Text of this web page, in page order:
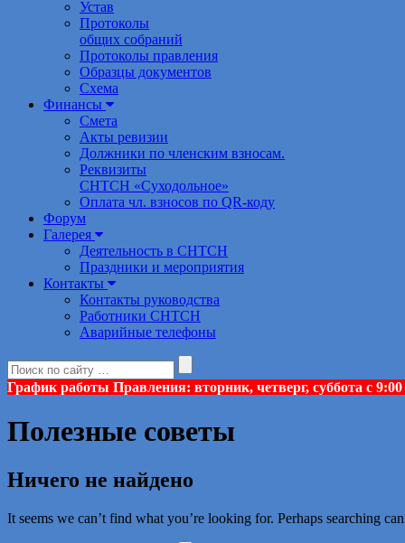
Устав
Протоколы
общих собраний
Протоколы правления
Образцы документов
Схема
Финансы
Смета
Акты ревизии
Должники по членским взносам.
Реквизиты
СНТСН «Суходольное»
Оплата чл. взносов по QR-коду
Форум
Галерея
Деятельность в СНТСН
Праздники и мероприятия
Контакты
Контакты руководства
Работники СНТСН
Аварийные телефоны
График работы Правления: вторник, четверг, суббота с 9:00
Полезные советы
Ничего не найдено
It seems we can’t find what you’re looking for. Perhaps searching